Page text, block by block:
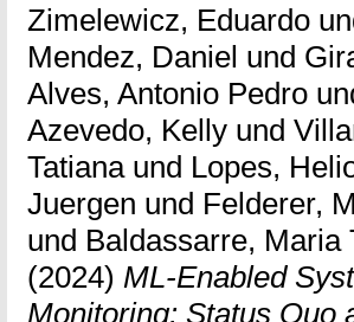
Zimelewicz, Eduardo
Mendez, Daniel und
Alves, Antonio Pedro
Azevedo, Kelly und
Tatianaund Lopes,
Juergen und Felderer,
und Baldassarre, Maria
(2024) ML-Enabled
Monitoring: Status Quo